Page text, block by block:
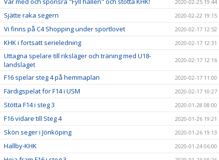
2020-02-25 19:44
Sjätte raka segern 2020-02-22 19:15
Vi finns på C4 Shopping under sportlovet 2020-02-17 12:52
KHK i fortsatt serieledning 2020-02-17 12:31
Uttagna spelare till riksläger och träning med U18-
landslaget
2020-02-17 12:16
F16 spelar steg 4 på hemmaplan 2020-02-17 11:00
Färdigspelat för F14 i USM 2020-02-17 10:27
Stötta F14 i steg 3 2020-01-28 08:00
F16 vidare till Steg 4 2020-01-26 19:21
Skön seger i Jönköping 2020-01-26 19:13
Hallby-KHK 2020-01-24 06:00